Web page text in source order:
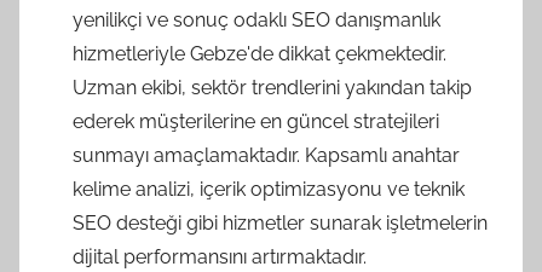
yenilikçi ve sonuç odaklı SEO danışmanlık
hizmetleriyle Gebze'de dikkat çekmektedir.
Uzman ekibi, sektör trendlerini yakından takip
ederek müşterilerine en güncel stratejileri
sunmayı amaçlamaktadır. Kapsamlı anahtar
kelime analizi, içerik optimizasyonu ve teknik
SEO desteği gibi hizmetler sunarak işletmelerin
dijital performansını artırmaktadır.